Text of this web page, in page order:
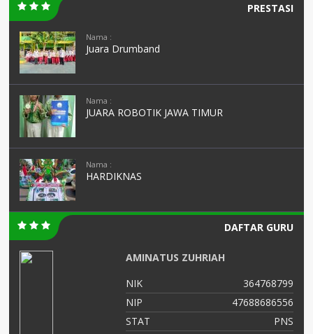
PRESTASI
Nama :
Juara Drumband
Nama :
JUARA ROBOTIK JAWA TIMUR
Nama :
HARDIKNAS
DAFTAR GURU
AMINATUS ZUHRIAH
NIK
364768799
NIP
47688686556
STAT
PNS